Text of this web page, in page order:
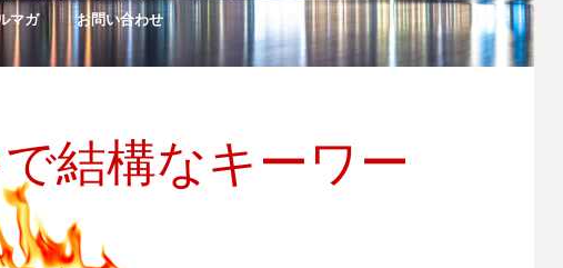
マガ お問い合わせ
結構なキーワー